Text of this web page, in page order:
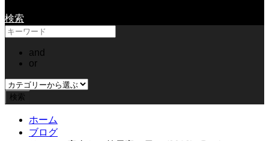
検索
and
or
ホーム
ブログ